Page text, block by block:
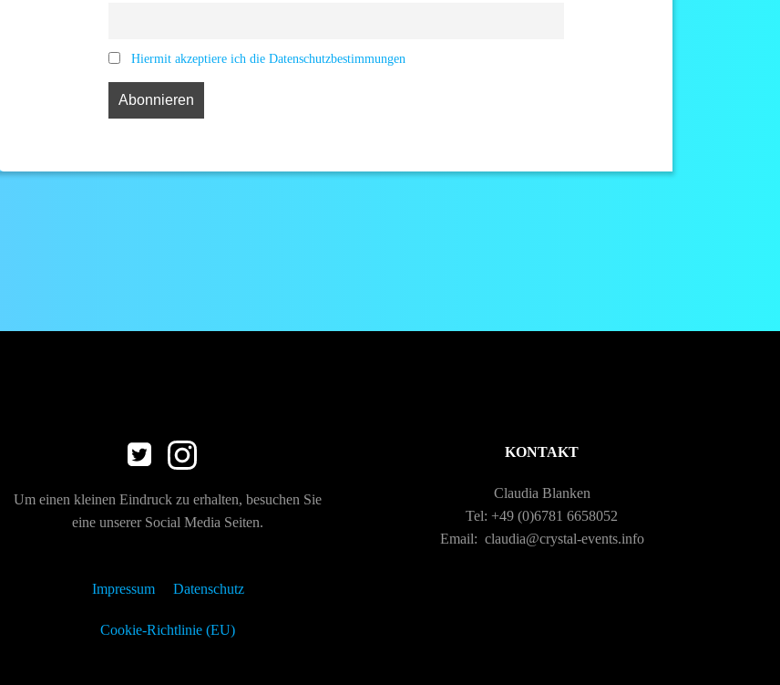
Hiermit akzeptiere ich die Datenschutzbestimmungen
Um einen kleinen Eindruck zu erhalten, besuchen Sie
eine unserer Social Media Seiten.
KONTAKT
Claudia Blanken
Tel: +49 (0)6781 6658052
Email: claudia@crystal-events.info
Impressum Datenschutz
Cookie-Richtlinie (EU)